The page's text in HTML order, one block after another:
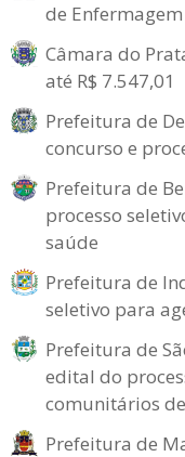
de Enfermagem
Câmara do
até R$ 7.547,01
Prefeitura de
concurso e
Prefeitura de
processo
saúde
Prefeitura de
seletivo para
Prefeitura de
edital do
comunitários
Prefeitura de